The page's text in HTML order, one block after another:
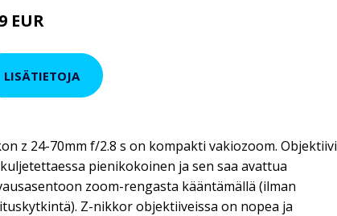
EUR
LISÄTIETOJA
z 24-70mm f/2.8 s on kompakti vakiozoom. Objektiivi
pienikokoinen ja sen saa avattua
zoom-rengasta kääntämällä (ilman
Z-nikkor objektiiveissa on nopea ja